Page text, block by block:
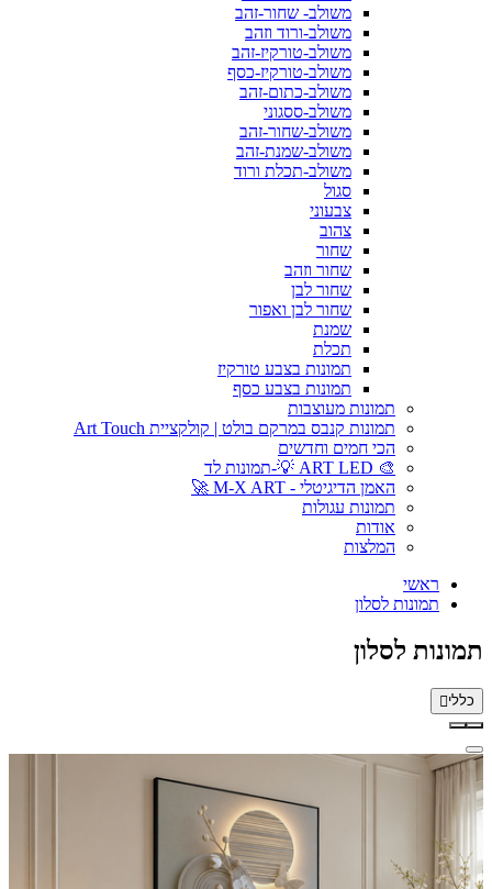
משולב- שחור-זהב
משולב-ורוד וזהב
משולב-טורקיז-זהב
משולב-טורקיז-כסף
משולב-כתום-זהב
משולב-ססגוני
משולב-שחור-זהב
משולב-שמנת-זהב
משולב-תכלת ורוד
סגול
צבעוני
צהוב
שחור
שחור וזהב
שחור לבן
שחור לבן ואפור
שמנת
תכלת
תמונות בצבע טורקיז
תמונות בצבע כסף
תמונות מעוצבות
תמונות קנבס במרקם בולט | קולקציית Art Touch
הכי חמים וחדשים
🎨 ART LED 💡-תמונות לד
האמן הדיגיטלי - M-X ART 🚀
תמונות עגולות
אודות
המלצות
ראשי
תמונות לסלון
תמונות לסלון
כללי